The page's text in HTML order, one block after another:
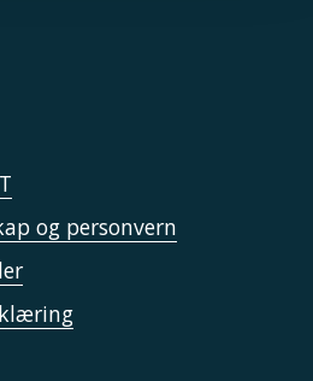
og personvern